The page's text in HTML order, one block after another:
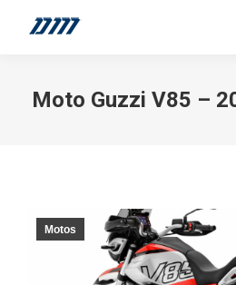
Moto Guzzi V85 –
Motos